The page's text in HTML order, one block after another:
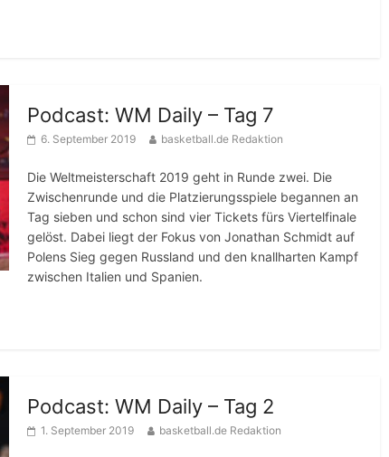
Podcast: WM Daily – Tag 7
6. September 2019 basketball.de Redaktion
Die Weltmeisterschaft 2019 geht in Runde zwei. Die
Zwischenrunde und die Platzierungsspiele begannen an
Tag sieben und schon sind vier Tickets fürs Viertelfinale
gelöst. Dabei liegt der Fokus von Jonathan Schmidt auf
Polens Sieg gegen Russland und den knallharten Kampf
zwischen Italien und Spanien.
Podcast: WM Daily – Tag 2
1. September 2019 basketball.de Redaktion